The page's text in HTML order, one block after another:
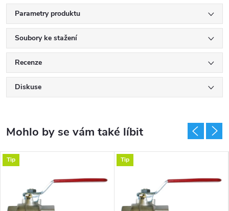
Parametry produktu
Soubory ke stažení
Recenze
Diskuse
Tip Tip